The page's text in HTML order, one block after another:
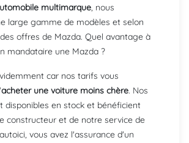
multimarque, nous
large gamme de modèles et selon
offres de Mazda. Quel avantage à
mandataire une Mazda ?
car nos tarifs vous
acheter une voiture moins chère. Nos
disponibles en stock et bénéficient
constructeur et de notre service de
vous avez l'assurance d'un